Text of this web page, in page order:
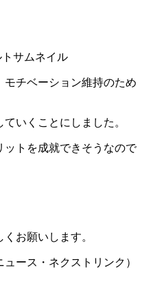
チベーション維持のため
いくことにしました。
トを成就できそうなので
お願いします。
ース・ネクストリンク）